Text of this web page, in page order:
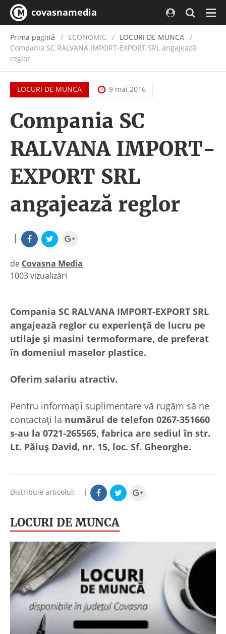
covasnamedia
Prima pagină ECONOMIC / LOCURI DE MUNCA
Compania SC RALVANA IMPORT-EXPORT SRL angajează
reglor
LOCURI DE MUNCA 9 mai 2016
Compania SC
RALVANA IMPORT-
EXPORT SRL
angajează reglor
|
de Covasna Media
|
1003 vizualizări
Compania SC RALVANA IMPORT-EXPORT SRL
angajează reglor cu experienţă de lucru pe
utilaje şi masini termoformare, de preferat
în domeniul maselor plastice.
Oferim salariu atractiv.
Pentru informaţii suplimentare vă rugăm să ne
contactaţi la numărul de telefon 0267-351660
s-au la 0721-265565, fabrica are sediul în str.
Lt. Păiuş David, nr. 15, loc. Sf. Gheorghe.
Distribuie articolul: |
LOCURI DE MUNCA